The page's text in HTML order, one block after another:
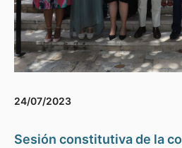
24/07/2023
Sesión constitutiva de la